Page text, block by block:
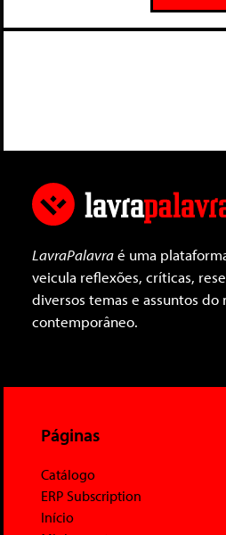
LavraPalavraé uma
veicula reflexões, críticas,
diversos temas e assuntos do
contemporâneo.
Páginas
Catálogo
ERP Subscription
Início